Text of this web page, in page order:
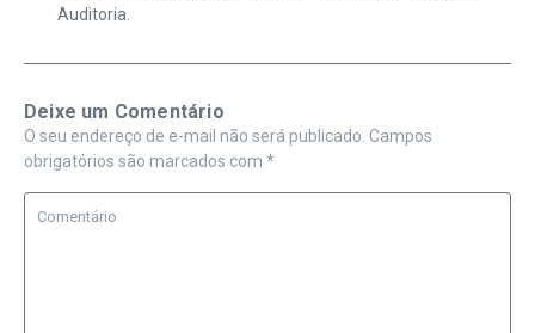
Auditoria.
Deixe um Comentário
O seu endereço de e-mail não será publicado. Campos
obrigatórios são marcados com *